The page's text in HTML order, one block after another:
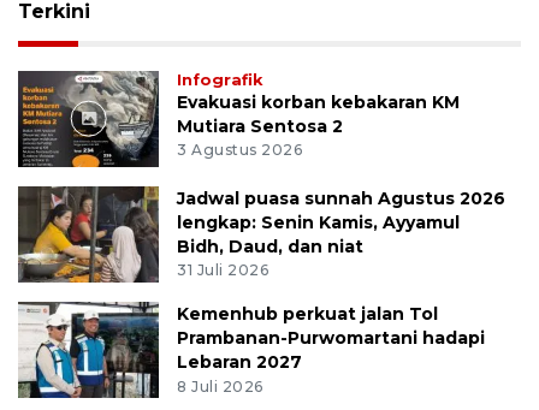
Terkini
Infografik
Evakuasi korban kebakaran KM
Mutiara Sentosa 2
3 Agustus 2026
Jadwal puasa sunnah Agustus 2026
lengkap: Senin Kamis, Ayyamul
Bidh, Daud, dan niat
31 Juli 2026
Kemenhub perkuat jalan Tol
Prambanan-Purwomartani hadapi
Lebaran 2027
8 Juli 2026